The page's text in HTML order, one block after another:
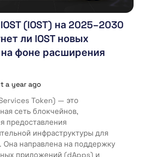
(IOST) на 2025–2030
ли IOST новых
фоне расширения
a year ago
Token) — это
сеть блокчейнов,
предоставления
инфраструктуры для
Она направлена ​​на поддержку
приложений (dApps) и